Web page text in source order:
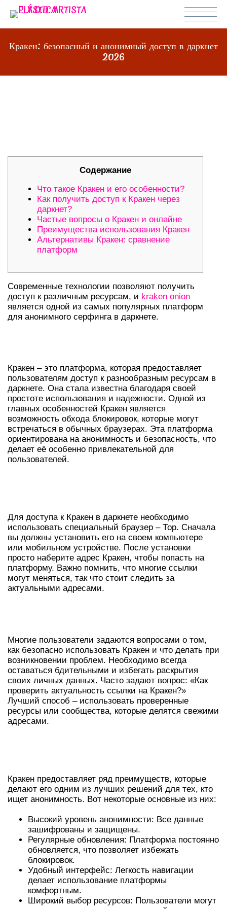
Кракен: безопасный и анонимный доступ в даркнет
2026
Содержание
Что такое Кракен и его особенности?
Как получить доступ к Кракен через
даркнет?
Частые вопросы о Кракен и онлайне
Преимущества использования Кракен
Альтернативы Кракен: сравнение
платформ
Современные технологии позволяют получить
доступ к различным ресурсам, и kraken onion
является одной из самых популярных платформ
для анонимного серфинга в даркнете.
Кракен – это платформа, которая предоставляет
пользователям доступ к разнообразным ресурсам в
даркнете. Она стала известна благодаря своей
простоте использования и надежности. Одной из
главных особенностей Кракен является
возможность обхода блокировок, которые могут
встречаться в обычных браузерах. Эта платформа
ориентирована на анонимность и безопасность, что
делает её особенно привлекательной для
пользователей.
Для доступа к Кракен в даркнете необходимо
использовать специальный браузер – Тор. Сначала
вы должны установить его на своем компьютере
или мобильном устройстве. После установки
просто наберите адрес Кракен, чтобы попасть на
платформу. Важно помнить, что многие ссылки
могут меняться, так что стоит следить за
актуальными адресами.
Многие пользователи задаются вопросами о том,
как безопасно использовать Кракен и что делать при
возникновении проблем. Необходимо всегда
оставаться бдительными и избегать раскрытия
своих личных данных. Часто задают вопрос: «Как
проверить актуальность ссылки на Кракен?»
Лучший способ – использовать проверенные
ресурсы или сообщества, которые делятся свежими
адресами.
Кракен предоставляет ряд преимуществ, которые
делают его одним из лучших решений для тех, кто
ищет анонимность. Вот некоторые основные из них:
Высокий уровень анонимности: Все данные
зашифрованы и защищены.
Регулярные обновления: Платформа постоянно
обновляется, что позволяет избежать
блокировок.
Удобный интерфейс: Легкость навигации
делает использование платформы
комфортным.
Широкий выбор ресурсов: Пользователи могут